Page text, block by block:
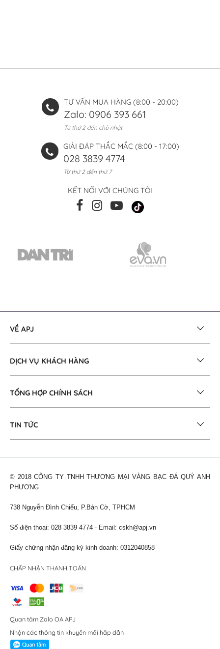
TƯ VẤN MUA HÀNG (8:00 - 20:00)
Zalo: 0906 393 661
Từ thứ 2 đến chủ nhật
GIẢI ĐÁP THẮC MẮC (8:00 - 17:00)
028 3839 4774
Từ thứ 2 đến thứ 7
KẾT NỐI VỚI CHÚNG TÔI
VỀ APJ
DỊCH VỤ KHÁCH HÀNG
TỔNG HỢP CHÍNH SÁCH
TIN TỨC
© 2018 CÔNG TY TNHH THƯƠNG MẠI VÀNG BẠC ĐÁ QUÝ ANH
PHƯƠNG
738 Nguyễn Đình Chiểu, P.Bàn Cờ, TPHCM
Số điện thoại: 028 3839 4774 - Email: cskh@apj.vn
Giấy chứng nhận đăng ký kinh doanh: 0312040858
CHẤP NHẬN THANH TOÁN
Quan tâm Zalo OA APJ
Nhận các thông tin khuyến mãi hấp dẫn